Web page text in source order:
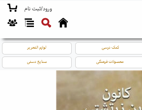
ورود/ثبت نام
کمک درسی لوازم التحریر
محصولات فرهنگی صنایع دستی